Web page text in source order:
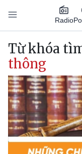
Nhảy đến nội dung
Radio
Main
Từ khóa
thông